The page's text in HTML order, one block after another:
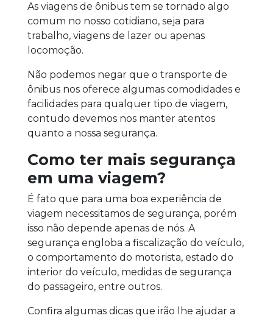
As viagens de ônibus tem se tornado algo
comum no nosso cotidiano, seja para
trabalho, viagens de lazer ou apenas
locomoção.
Não podemos negar que o transporte de
ônibus nos oferece algumas comodidades e
facilidades para qualquer tipo de viagem,
contudo devemos nos manter atentos
quanto a nossa segurança.
Como ter mais segurança
em uma viagem?
É fato que para uma boa experiência de
viagem necessitamos de segurança, porém
isso não depende apenas de nós. A
segurança engloba a fiscalização do veículo,
o comportamento do motorista, estado do
interior do veículo, medidas de segurança
do passageiro, entre outros.
Confira algumas dicas que irão lhe ajudar a